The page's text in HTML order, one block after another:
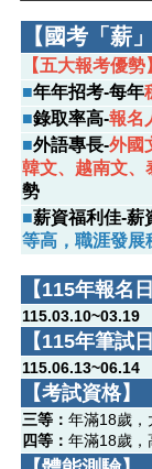
【國考「薪
【五大報考優勢
■年年招考-每年
■錄取率高-報名
■外語專長-外國
韓文、越南文、
勢
■薪資福利佳-薪
等高，職涯發展
【115年報名日
115.03.10~03.19
【115年筆試日
115.06.13~06.14
【考試資格】
三等： 年滿18歲，
四等： 年滿18歲，